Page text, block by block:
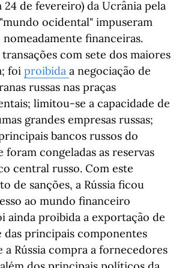
24 de fevereiro) da Ucrânia pela
"mundo ocidental" impuseram
nomeadamente financeiras.
com sete dos maiores
foi proibida a negociação de
russas nas praças
limitou-se a capacidade de
grandes empresas russas;
bancos russos do
foram congeladas as reservas
central russo. Com este
de sanções, a Rússia ficou
ao mundo financeiro
ainda proibida a exportação de
das principais componentes
a Rússia compra a fornecedores